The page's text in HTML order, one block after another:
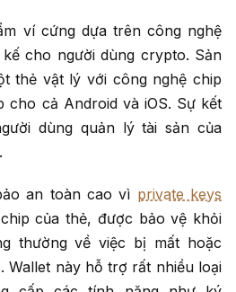
ví cứng dựa trên công nghệ
cho người dùng crypto. Sản
thẻ vật lý với công nghệ chip
cho cả Android và iOS. Sự kết
dùng quản lý tài sản của
an toàn cao vì private keys
của thẻ, được bảo vệ khỏi
thường về việc bị mất hoặc
Wallet này hỗ trợ rất nhiều loại